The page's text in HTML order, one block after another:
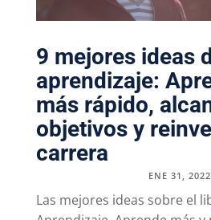
9 mejores ideas
aprendizaje:
más rápido,
objetivos y
carrera
ENE 31, 2022
Las mejores ideas sobre el